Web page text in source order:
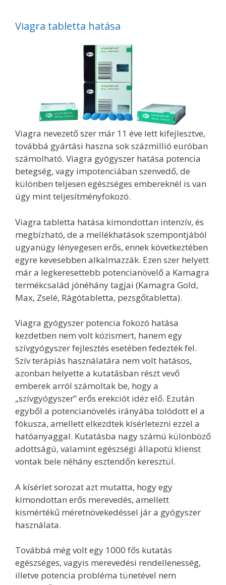
Viagra tabletta hatása
Viagra nevezető szer már 11 éve lett kifejlesztve,
továbbá gyártási haszna sok százmillió euróban
számolható. Viagra gyógyszer hatása potencia
betegség, vagy impotenciában szenvedő, de
különben teljesen egészséges embereknél is van
úgy mint teljesítményfokozó.
Viagra tabletta hatása kimondottan intenzív, és
megbízható, de a mellékhatások szempontjából
ugyanúgy lényegesen erős, ennek következtében
egyre kevesebben alkalmazzák. Ezen szer helyett
már a legkeresettebb potencianövelő a Kamagra
termékcsalád jónéhány tagjai (Kamagra Gold,
Max, Zselé, Rágótabletta, pezsgőtabletta).
Viagra gyógyszer potencia fokozó hatása
kezdetben nem volt közismert, hanem egy
szívgyógyszer fejlesztés esetében fedezték fel.
Szív terápiás használatára nem volt hatásos,
azonban helyette a kutatásban részt vevő
emberek arról számoltak be, hogy a
„szívgyógyszer” erős erekciót idéz elő. Ezután
egyből a potencianövelés irányába tolódott el a
fókusza, amellett elkezdtek kísérletezni ezzel a
hatóanyaggal. Kutatásba nagy számú különböző
adottságú, valamint egészségi állapotú klienst
vontak bele néhány esztendőn keresztül.
A kísérlet sorozat azt mutatta, hogy egy
kimondottan erős merevedés, amellett
kismértékű méretnövekedéssel jár a gyógyszer
használata.
Továbbá még volt egy 1000 fős kutatás
egészséges, vagyis merevedési rendellenesség,
illetve potencia probléma tünetével nem